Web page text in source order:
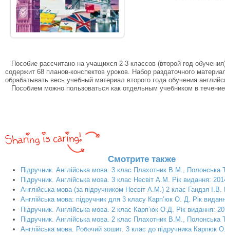
Пособие рассчитано на учащихся 2-3 классов (второй год
содержит 68 планов-конспектов уроков. Набор раздаточного
обрабатывать весь учебный материал второго года обучения
Пособием можно пользоваться как отдельным учебником в течение
Смотрите также
Підручник. Англійська мова. 3 клас Плахотник В.М., Полонська
Підручник. Англійська мова. 3 клас Несвіт А.М. Рік видання:
Англійська мова (за підручником Несвіт А.М.) 2 клас Гандзя І.В.
Англійська мова: підручник для 3 класу Карп’юк О. Д. Рік
Підручник. Англійська мова. 2 клас Карп’юк О.Д. Рік видання:
Підручник. Англійська мова. 2 клас Плахотник В.М., Полонська
Англійська мова. Робочий зошит. 3 клас до підручника Карпюк